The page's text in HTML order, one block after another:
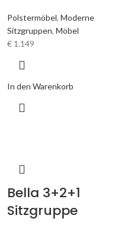
Polstermöbel, Moderne
Sitzgruppen, Möbel
€ 1.149
In den Warenkorb
Bella 3+2+1
Sitzgruppe